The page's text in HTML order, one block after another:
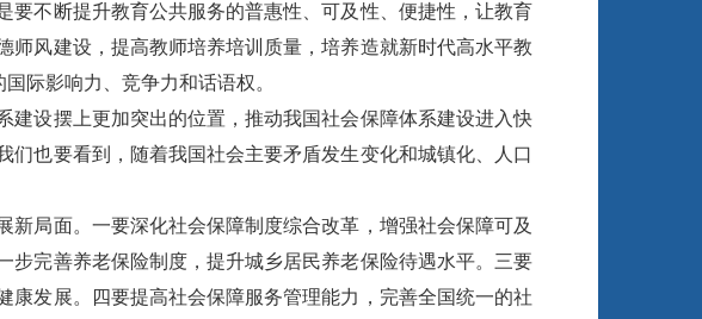
不断提升教育公共服务的普惠性、可及性、便捷性，让教育
风建设，提高教师培养培训质量，培养造就新时代高水平教
际影响力、竞争力和话语权。
设摆上更加突出的位置，推动我国社会保障体系建设进入快
也要看到，随着我国社会主要矛盾发生变化和城镇化、人口
局面。一要深化社会保障制度综合改革，增强社会保障可及
完善养老保险制度，提升城乡居民养老保险待遇水平。三要
发展。四要提高社会保障服务管理能力，完善全国统一的社